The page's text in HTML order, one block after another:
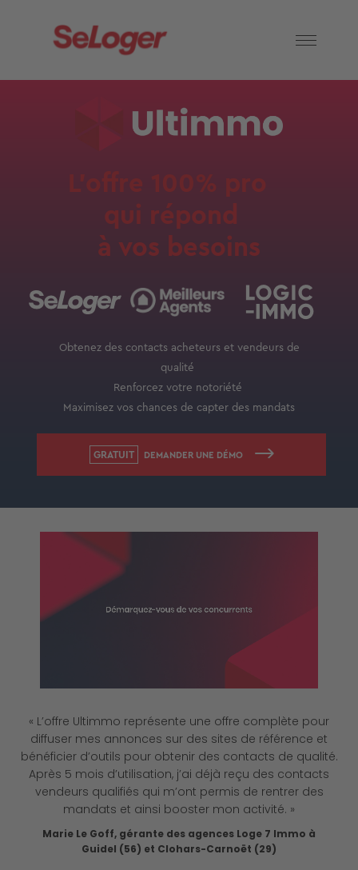
L’offre 100% pro
qui répond
à vos besoins
Obtenez des contacts acheteurs et vendeurs de
qualité
Renforcez votre notoriété
Maximisez vos chances de capter des mandats
DEMANDER UNE DÉMO
« L’offre Ultimmo représente une offre complète pour
diffuser mes annonces sur des sites de référence et
bénéficier d’outils pour obtenir des contacts de qualité.
Après 5 mois d’utilisation, j’ai déjà reçu des contacts
vendeurs qualifiés qui m’ont permis de rentrer des
mandats et ainsi booster mon activité. »
Marie Le Goff, gérante des agences Loge 7 Immo à
Guidel (56) et Clohars-Carnoët (29)